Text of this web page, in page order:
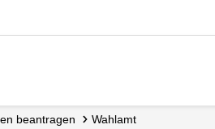
beantragen Wahlamt